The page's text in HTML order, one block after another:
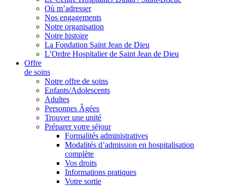
Où m’adresser
Nos engagements
Notre organisation
Notre histoire
La Fondation Saint Jean de Dieu
L’Ordre Hospitalier de Saint Jean de Dieu
Offre
de soins
Notre offre de soins
Enfants/Adolescents
Adultes
Personnes Âgées
Trouver une unité
Préparer votre séjour
Formalités administratives
Modalités d’admission en hospitalisation
complète
Vos droits
Informations pratiques
Votre sortie